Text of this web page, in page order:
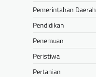
Pemerintahan Daerah
Pendidikan
Penemuan
Peristiwa
Pertanian